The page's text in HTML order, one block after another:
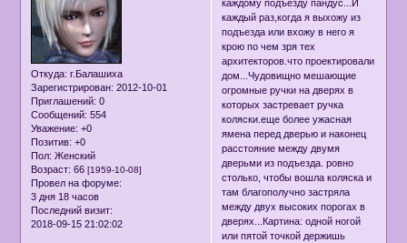
Откуда: г.Балашиха
Зарегистрирован: 2012-10-01
Приглашений: 0
Сообщений: 554
Уважение: +0
Позитив: +0
Пол: Женский
Возраст: 66[1959-10-08]
Провел на форуме:
3 дня 18 часов
Последний визит:
2018-09-15 21:02:02
каждому подъезду пандус...И
каждый раз,когда я выхожу из
подъезда или вхожу в него я
крою по чем зря тех
архитекторов.что проектировали
дом...Чудовищно мешающие
огромные ручки на дверях в
которых застревает ручка
коляски.еще более ужасная
ямена перед дверью и наконец
расстояние между двумя
дверьми из подъезда. ровно
столько, чтобы вошла коляска и
там благополучно застряла
между двух высоких порогах в
дверях...Картина: одной ногой
или пятой точкой держишь